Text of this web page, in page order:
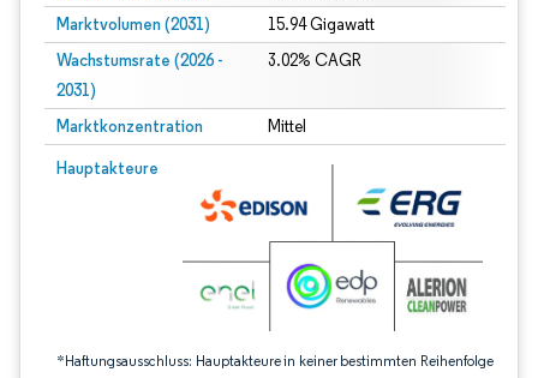
Marktvolumen (2031) 15.94 Gigawatt
Wachstumsrate (2026 -
2031)
3.02% CAGR
Marktkonzentration Mittel
Hauptakteure
*Haftungsausschluss: Hauptakteure in keiner bestimmten Reihenfolge
Bild © Mordor Intelligence. Wiederverwendung erfordert Namensnennung